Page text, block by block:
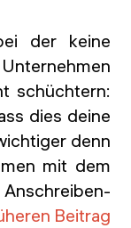
der keine
schüchtern:
dies deine
denn
mit dem
Beitrag